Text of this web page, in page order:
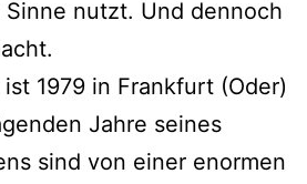
Sinne nutzt. Und dennoch
1979 in Frankfurt (Oder)
Jahre seines
sind von einer enormen